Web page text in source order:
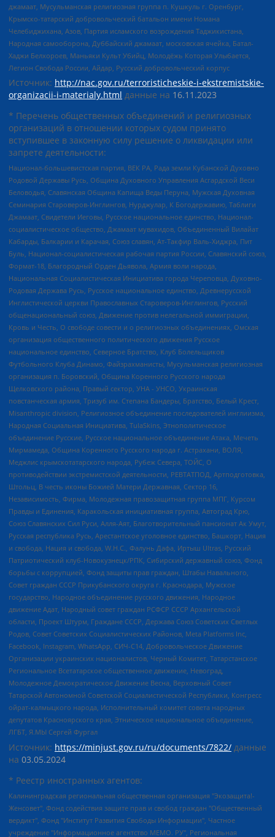
джамаат, Мусульманская религиозная группа п. Кушкуль г. Оренбург,
Крымско-татарский добровольческий батальон имени Номана
Челебиджихана, Азов, Партия исламского возрождения Таджикистана,
Народная самооборона, Дуббайский джамаат, московская ячейка, Батал-
Хаджи Белхороев, Маньяки Культ Убийц, Молодёжь Которая Улыбается,
Легион Свобода России, Айдар, Русский добровольческий корпус
Источник: http://nac.gov.ru/terroristicheskie-i-ekstremistskie-
organizacii-i-materialy.html данные на 16.11.2023
* Перечень общественных объединений и религиозных
организаций в отношении которых судом принято
вступившее в законную силу решение о ликвидации или
запрете деятельности:
Национал-большевистская партия, ВЕК РА, Рада земли Кубанской Духовно
Родовой Державы Русь, Община Духовного Управления Асгардской Веси
Беловодья, Славянская Община Капища Веды Перуна, Мужская Духовная
Семинария Староверов-Инглингов, Нурджулар, К Богодержавию, Таблиги
Джамаат, Свидетели Иеговы, Русское национальное единство, Национал-
социалистическое общество, Джамаат мувахидов, Объединенный Вилайат
Кабарды, Балкарии и Карачая, Союз славян, Ат-Такфир Валь-Хиджра, Пит
Буль, Национал-социалистическая рабочая партия России, Славянский союз,
Формат-18, Благородный Орден Дьявола, Армия воли народа,
Национальная Социалистическая Инициатива города Череповца, Духовно-
Родовая Держава Русь, Русское национальное единство, Древнерусской
Инглистической церкви Православных Староверов-Инглингов, Русский
общенациональный союз, Движение против нелегальной иммиграции,
Кровь и Честь, О свободе совести и о религиозных объединениях, Омская
организация общественного политического движения Русское
национальное единство, Северное Братство, Клуб Болельщиков
Футбольного Клуба Динамо, Файзрахманисты, Мусульманская религиозная
организация п. Боровский, Община Коренного Русского народа
Щелковского района, Правый сектор, УНА - УНСО, Украинская
повстанческая армия, Тризуб им. Степана Бандеры, Братство, Белый Крест,
Misanthropic division, Религиозное объединение последователей инглиизма,
Народная Социальная Инициатива, TulaSkins, Этнополитическое
объединение Русские, Русское национальное объединение Атака, Мечеть
Мирмамеда, Община Коренного Русского народа г. Астрахани, ВОЛЯ,
Меджлис крымскотатарского народа, Рубеж Севера, ТОЙС, О
противодействии экстремистской деятельности, РЕВТАТПОД, Артподготовка,
Штольц, В честь иконы Божией Матери Державная, Сектор 16,
Независимость, Фирма, Молодежная правозащитная группа МПГ, Курсом
Правды и Единения, Каракольская инициативная группа, Автоград Крю,
Союз Славянских Сил Руси, Алля-Аят, Благотворительный пансионат Ак Умут,
Русская республика Русь, Арестантское уголовное единство, Башкорт, Нация
и свобода, Нация и свобода, W.H.С., Фалунь Дафа, Иртыш Ultras, Русский
Патриотический клуб-Новокузнецк/РПК, Сибирский державный союз, Фонд
борьбы с коррупцией, Фонд защиты прав граждан, Штабы Навального,
Совет граждан СССР Прикубанского округа г. Краснодара, Мужское
государство, Народное объединение русского движения, Народное
движение Адат, Народный совет граждан РСФСР СССР Архангельской
области, Проект Штурм, Граждане СССР, Держава Союз Советских Светлых
Родов, Совет Советских Социалистических Районов, Meta Platforms Inc,
Facebook, Instagram, WhatsApp, СИЧ-С14, Добровольческое Движение
Организации украинских националистов, Черный Комитет, Татарстанское
Региональное Всетатарское общественное движение, Невоград,
Молодежное Демократическое Движение Весна, Верховный Совет
Татарской Автономной Советской Социалистической Республики, Конгресс
ойрат-калмыцкого народа, Исполнительный комитет совета народных
депутатов Красноярского края, Этническое национальное объединение,
ЛГБТ, Я.МЫ Сергей Фургал
Источник: https://minjust.gov.ru/ru/documents/7822/ данные
на 03.05.2024
* Реестр иностранных агентов:
Калининградская региональная общественная организация "Экозащита!-Женсовет", Фонд содействия защите прав и свобод граждан "Общественный вердикт", Фонд "Институт Развития Свободы Информации", Частное учреждение "Информационное агентство МЕМО. РУ", Региональная общественная организация "Общественная комиссия по сохранению наследия академика Сахарова", Фонд поддержки свободы прессы, Санкт-Петербургская общественная правозащитная организация "Гражданский контроль", Межрегиональная общественная организация "Информационно-просветительский центр "Мемориал", Региональный Фонд "Центр Защиты Прав Средств Массовой Информации", с 05.12.2023 Фонд "Центр Защиты Прав Средств массовой информации", Региональная общественная благотворительная организация помощи беженцам и мигрантам "Гражданское содействие", Негосударственное образовательное учреждение дополнительного профессионального образования (повышение квалификации) специалистов "АКАДЕМИЯ ПО ПРАВАМ ЧЕЛОВЕКА", Свердловская региональная общественная организация "Сутяжник", Автономная некоммерческая организация "Центр независимых социологических исследований", Союз общественных объединений "Российский исследовательский центр по правам человека", Региональное общественное учреждение научно-информационный центр "МЕМОРИАЛ", Некоммерческая организация "Фонд защиты гласности", Автономная некоммерческая организация "Институт прав человека", Городская общественная организация "Екатеринбургское общество "МЕМОРИАЛ", Городская общественная организация "Рязанское историко-просветительское и правозащитное общество "Мемориал" (Рязанский Мемориал), Челябинский региональный орган общественной самодеятельности – женское общественное объединение "Женщины Евразии", Челябинский региональный орган общественной самодеятельности "Уральская правозащитная группа", Фонд содействия защите здоровья и социальной справедливости имени Андрея Рылькова, Автономная Некоммерческая Организация "Аналитический Центр Юрия Левады", Автономная некоммерческая организация социальной поддержки населения "Проект Апрель", Региональная общественная организация помощи женщинам и детям, находящимся в кризисной ситуации "Информационно-методический центр "Анна", Фонд содействия развитию массовых коммуникаций и правовому просвещению "Так-так-Так", Фонд содействия устойчивому развитию "Серебряная тайга", Свердловский региональный общественный фонд социальных проектов "Новое время", "Idel.Реалии", Кавказ.Реалии, Крым.Реалии, Телеканал Настоящее Время, Татаро-башкирская служба Радио Свобода (Azatliq Radiosi), Радио Свободная Европа/Радио Свобода (PCE/PC), "Сибирь.Реалии", "Фактограф", Благотворительный фонд помощи осужденным и их семьям, Автономная некоммерческая организация "Институт глобализации и социальных движений", Фонд "В защиту прав заключенных", Частное учреждение "Центр поддержки и содействия развитию средств массовой информации", Пензенский региональный общественный благотворительный фонд "Гражданский союз", "Север.Реалии", Некоммерческая организация Фонд "Правовая инициатива", Общество с ограниченной ответственностью "Радио Свободная Европа/Радио Свобода", Чешское информационное агентство "MEDIUM-ORIENT", Красноярская региональная общественная организация "Мы против СПИДа", Камалягин Денис Николаевич, Маркелов Сергей Евгеньевич, Пономарев Лев Александрович, Савицкая Людмила Алексеевна, Автономная некоммерческая организация "Центр по работе с проблемой насилия "НАСИЛИЮ.НЕТ", Межрегиональный профессиональный союз работников здравоохранения "Альянс врачей", Юридическое лицо, зарегистрированное в Латвийской Республике, SIA "Medusa Project" (регистрационный номер 40103797863, дата регистрации 10.06.2014), Некоммерческая организация "Фонд по борьбе с коррупцией", Автономная некоммерческая организация "Институт права и публичной политики", Баданин Роман Сергеевич, Гликин Максим Александрович, Железнова Мария Михайловна, Лукьянова Юлия Сергеевна, Маетная Елизавета Витальевна, Маняхин Петр Борисович, Чуракова Ольга Владимировна, Ярош Юлия Петровна, Юридическое лицо "The Insider SIA", зарегистрированное в Риге, Латвийская Республика (дата регистрации 26.06.2015), являющееся администратором доменного имени интернет-издания "The Insider SIA", https://theins.ru, Постернак Алексей Евгеньевич, Рубин Михаил Аркадьевич, Анин Роман Александрович, Юридическое лицо Istories fonds, зарегистрированное в Латвийской Республике (регистрационный номер 50008295751, дата регистрации 24.02.2020), Великовский Дмитрий Александрович, Долинина Ирина Николаевна, Мароховская Алеся Алексеевна, Шлейнов Роман Юрьевич, Шмагун Олеся Валентиновна, Общество с ограниченной ответственностью "Альтаир 2021", Общество с ограниченной ответственностью "Вега 2021", Общество с ограниченной ответственностью "Главный редактор 2021", Общество с ограниченной ответственностью "Ромашки монолит", Важенков Артем Валерьевич, Ивановская областная общественная организация "Центр гендерных исследований", Гурман Юрий Альбертович, Медиапроект "ОВД-Инфо", Егоров Владимир Владимирович, Жилинский Владимир Александрович, Общество с ограниченной ответственностью "ЗП", Иванова София Юрьевна, Карезина Инна Павловна, Кильтау Екатерина Викторовна, Петров Алексей Викторович, Пискунов Сергей Евгеньевич, Смирнов Сергей Сергеевич, Тихонов Михаил Сергеевич, Общество с ограниченной ответственностью "ЖУРНАЛИСТ-ИНОСТРАННЫЙ АГЕНТ", Арапова Галина Юрьевна, Вольтская Татьяна Анатольевна, Американская компания "Mason G.E.S. Anonymous Foundation" (США), являющаяся владельцем интернет-издания https://mnews.world/, Компания "Stichting Bellingcat", зарегистрированная в Нидерландах (дата регистрации 11.07.2018), Захаров Андрей Вячеславович, Клепиковская Екатерина Дмитриевна, Общество с ограниченной ответственностью "МЕМО", Перл Роман Александрович, Симонов Евгений Алексеевич, Соловьева Елена Анатольевна, Сотников Даниил Владимирович, Сурначева Елизавета Дмитриевна, Автономная некоммерческая организация по защите прав человека и информированию населения "Якутия – Наше Мнение", Общество с ограниченной ответственностью "Москоу диджитал медиа", с 26.01.2023 Общество с ограниченной ответственностью "Чайка Белые сады", Ветошкина Валерия Валерьевна, Заговора Максим Александрович, Межрегиональное общественное движение "Российская ЛГБТ - сеть", Оленичев Максим Владимирович, Павлов Иван Юрьевич, Скворцова Елена Сергеевна, Общество с ограниченной ответственностью "Как бы инагент", Кочетков Игорь Викторович, Общество с ограниченной ответственностью "Честные выборы", Еланчик Олег Александрович, Общество с ограниченной ответственностью "Нобелевский призыв", Гималова Регина Эмилевна, Григорьев Андрей Валерьевич, Григорьева Алина Александровна, Ассоциация по содействию защите прав призывников, альтернативнослужащих и военнослужащих "Правозащитная группа "Гражданин.Армия.Право", Хисамова Регина Фаритовна, Автономная некоммерческая организация по реализации социально-правовых программ "Лилит", Дальневосточное общественное движение "Маяк", Санкт-Петербургская ЛГБТ-инициативная группа "Выход", Инициативная группа ЛГБТ+ "Реверс", Алексеев Андрей Викторович, Бекбулатова Таисия Львовна, Беляев Иван Михайлович, Владыкина Елена Сергеевна, Гельман Марат Александрович, Никульшина Вероника Юрьевна, Толоконникова Надежда Андреевна, Шендерович Виктор Анатольевич, Общество с ограниченной ответственностью "Данное сообщение", Общество с ограниченной ответственностью Издательский дом "Новая глава", Айнбиндер Александра Александровна, Московский комьюнити-центр для ЛГБТ+инициатив, Благотворительный фонд развития филантропии, Deutsche Welle (Германия, Kurt-Schumacher-Strasse 3, 53113 Bonn), Борзунова Мария Михайловна, Воробьев Виктор Викторович, Голубева Анна Львовна, Константинова Алла Михайловна, Малкова Ирина Владимировна, Мурадов Мурад Абдулгалимович, Осетинская Елизавета Николаевна, Понасенков Евгений Николаевич, Ганапольский Матвей Юрьевич, Киселев Евгений Алексеевич, Борухович Ирина Григорьевна, Дремин Иван Тимофеевич, Дубровский Дмитрий Викторович, Красноярская региональная общественная организация поддержки и развития альтернативных образовательных технологий и межкультурных коммуникаций "ИНТЕРРА", Маяковская Екатерина Алексеевна, Фейгин Марк Захарович, Филимонов Андрей Викторович, Дзугкоева Регина Николаевна, Доброхотов Роман Александрович, Дудь Юрий Александрович, Елкин Сергей Владимирович, Кругликов Кирилл Игоревич, Сабунаева Мария Леонидовна, Семенов Алексей Владимирович, Шаинян Карен Багратович, Шульман Екатерина Михайловна, Асафьев Артур Валерьевич, Вахштайн Виктор Семенович, Венедиктов Алексей Алексеевич, Лушникова Екатерина Евгеньевна, Волков Леонид Михайлович, Невзоров Александр Глебович, Пархоменко Сергей Борисович, Сироткин Ярослав Николаевич, Кара-Мурза Владимир Владимирович, Баранова Наталья Владимировна, Гозман Леонид Яковлевич, Кагарлицкий Борис Юльевич, Климарев Михаил Валерьевич, Милов Владимир Станиславович, Автономная некоммерческая организация Краснодарский центр современного искусства "Типография", Моргенштерн Алишер Тагирович, Соболь Любовь Эдуардовна, Общество с ограниченной ответственностью "ЛИЗА НОРМ", Каспаров Гарри Кимович, Ходорковский Михаил Борисович, Общество с ограниченной ответственностью "Апрельские тезисы", Данилович Ирина Брониславовна, Кашин Олег Владимирович, Петров Николай Владимирович, Пивоваров Алексей Владимирович, Соколов Михаил Владимирович, Цветкова Юлия Владимировна, Чичваркин Евгений Александрович, Комитет против пыток/Команда против пыток, Общество с ограниченной ответственностью "Первый научный", Общество с ограниченной ответственностью "Вертолет и ко", Белоцерковская Вероника Борисовна, Кац Максим Евгеньевич, Лазарева Татьяна Юрьевна, Шаведдинов Руслан Табризович, Яшин Илья Валерьевич, Общество с ограниченной ответственностью "Иноагент ААВ", Алешковский Дмитрий Петрович, Альбац Евгения Марковна, Быков Дмитрий Львович, Галямина Юлия Евгеньевна, Лойко Сергей Леонидович, Мартынов Кирилл Константинович, Медведев Сергей Александрович, Крашенинников Федор Геннадиевич, Гордеева Катерина Вл